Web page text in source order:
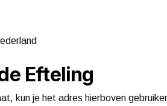
Efteling
kun je het adres hierboven